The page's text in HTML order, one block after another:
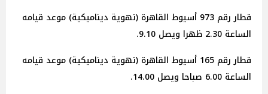
قطار رقم 973 أسيوط القاهرة (تهوية ديناميكية) موعد قيامه
الساعة 2.30 ظهرا ويصل 9.10.
قطار رقم 165 أسيوط القاهرة (تهوية ديناميكية) موعد قيامه
الساعة 6.00 صباحا ويصل 14.00.